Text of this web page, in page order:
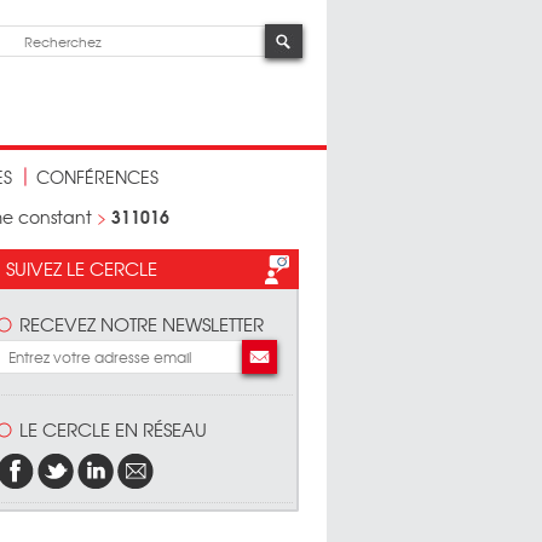
CONFÉRENCES
constant > 311016
SUIVEZ LE CERCLE
RECEVEZ NOTRE NEWSLETTER
LE CERCLE EN RÉSEAU